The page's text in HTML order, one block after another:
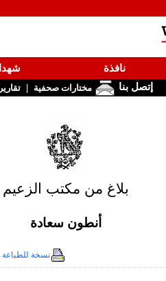
نافذة
إتصل بنا مختارات صحفية | تقارير
بلاغ من مكتب الزعيم
أنطون سعادة
نسخة للطباعة